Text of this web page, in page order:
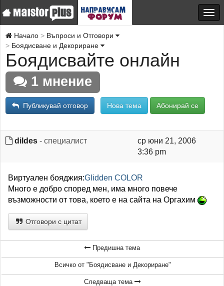
Начало
Въпроси и Отговори
Боядисване и Декориране
Боядисвайте онлайн
1 мнение
Публикувай отговор Нова тема Абонирай се
dildes - специалист
ср юни 21, 2006
3:36 pm
Виртуален бояджия:Glidden COLOR
Много е добро според мен, има много повече
възможности от това, което е на сайта на Оргахим
Отговори с цитат
Предишна тема
Всичко от "Боядисване и Декориране"
Следваща тема